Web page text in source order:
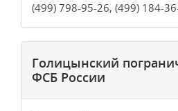
(499) 798-95-26, (499) 184-
Голицынский
ФСБ России